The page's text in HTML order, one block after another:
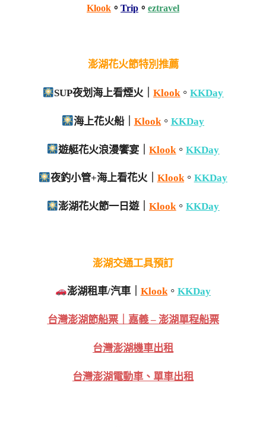
Klook 。 Trip 。 eztravel
澎湖花火節特別推薦
SUP夜划海上看煙火｜Klook。KKDay
海上花火船｜ Klook。 KKDay
遊艇花火浪漫饗宴｜Klook 。KKDay
夜釣小管+海上看花火｜ Klook。 KKDay
澎湖花火節一日遊｜Klook。KKDay
澎湖交通工具預訂
澎湖租車/汽車｜ Klook。 KKDay
台灣澎湖節船票｜嘉義 – 澎湖單程船票
台灣澎湖機車出租
台灣澎湖電動車、單車出租